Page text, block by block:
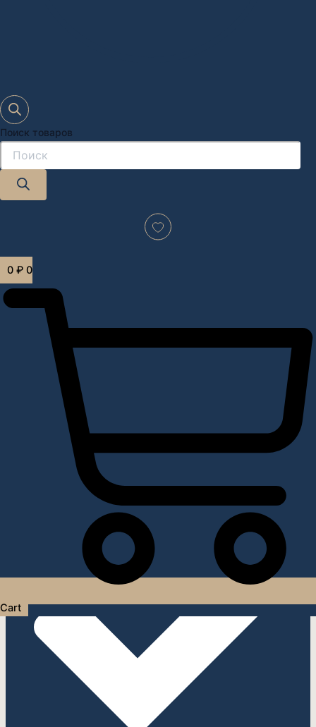
Поиск товаров
0 ₽ 0
Cart
Дизайн-проект "под ключ" в Москве
Услуги дизайнера интерьера